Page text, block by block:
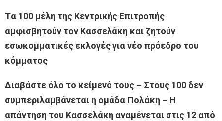
Tα 100 μέλη της Κεντρικής Επιτροπής
αμφισβητούν τον Κασσελάκη και ζητούν
εσωκομματικές εκλογές για νέο πρόεδρο του
κόμματος
Διαβάστε όλο το κείμενό τους – Στους 100 δεν
συμπεριλαμβάνεται η ομάδα Πολάκη – Η
απάντηση του Κασσελάκη αναμένεται στις 12 από